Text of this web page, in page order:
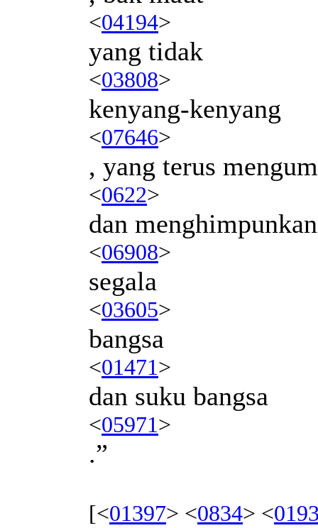
<04194>
yang tidak
<03808>
kenyang-kenyang
<07646>
, yang terus
<0622>
dan menghimpunkan
<06908>
segala
<03605>
bangsa
<01471>
dan suku bangsa
<05971>
.”
[<01397> <0834> <